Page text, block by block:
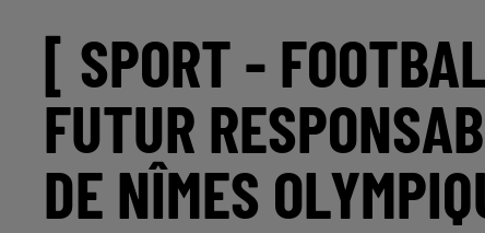
[ SPORT -
FUTUR
DE NÎMES